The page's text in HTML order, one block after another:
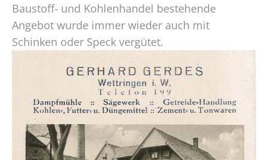
Baustoff- und Kohlenhandel bestehende
Angebot wurde immer wieder auch mit
Schinken oder Speck vergütet.